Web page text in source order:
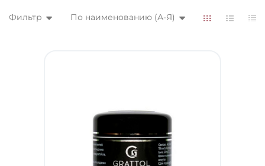
Фильтр По наименованию (А-Я)